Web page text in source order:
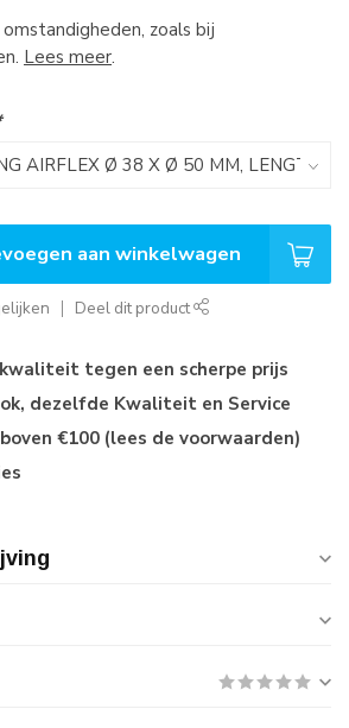
zoals bij
Lees meer.
aan winkelwagen
Deel dit product
tegen een scherpe prijs
dezelfde Kwaliteit en Service
€100 (lees de voorwaarden)